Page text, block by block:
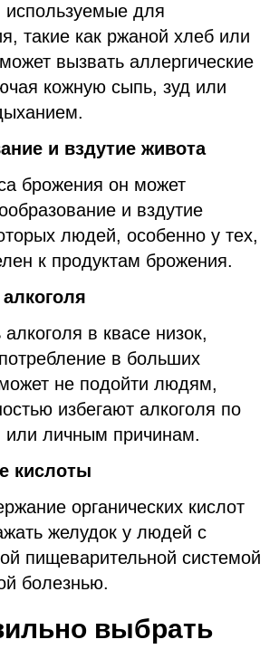
используемые для
такие как ржаной хлеб или
вызвать аллергические
кожную сыпь, зуд или
и вздутие живота
брожения он может
и вздутие
людей, особенно у тех,
к продуктам брожения.
в квасе низок,
в больших
не подойти людям,
избегают алкоголя по
или личным причинам.
кислоты
органических кислот
желудок у людей с
пищеварительной системой
болезнью.
выбрать